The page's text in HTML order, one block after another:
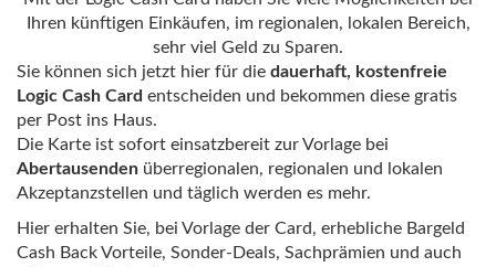
Ihren künftigen Einkäufen, im regionalen, lokalen Bereich,
sehr viel Geld zu Sparen.
Sie können sich jetzt hier für die dauerhaft, kostenfreie
Logic Cash Card entscheiden und bekommen diese gratis
per Post ins Haus.
Die Karte ist sofort einsatzbereit zur Vorlage bei
Abertausenden überregionalen, regionalen und lokalen
Akzeptanzstellen und täglich werden es mehr.
Hier erhalten Sie, bei Vorlage der Card, erhebliche Bargeld
Cash Back Vorteile, Sonder-Deals, Sachprämien und auch